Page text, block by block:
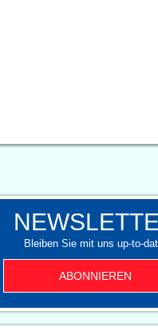
Bleiben Sie mit uns up-to-
ABONNIEREN